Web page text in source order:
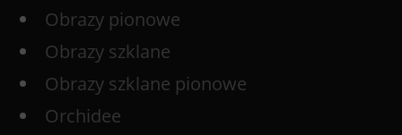
Obrazy pionowe
Obrazy szklane
Obrazy szklane pionowe
Orchidee